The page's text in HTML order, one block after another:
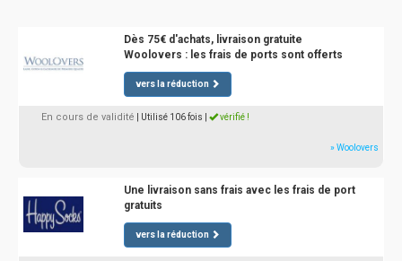
Dès 75€ d'achats, livraison gratuite
Woolovers : les frais de ports sont offerts
vers la réduction
En cours de validité | Utilisé 106 fois vérifié !
» Woolovers
Une livraison sans frais avec les frais de port
gratuits
vers la réduction